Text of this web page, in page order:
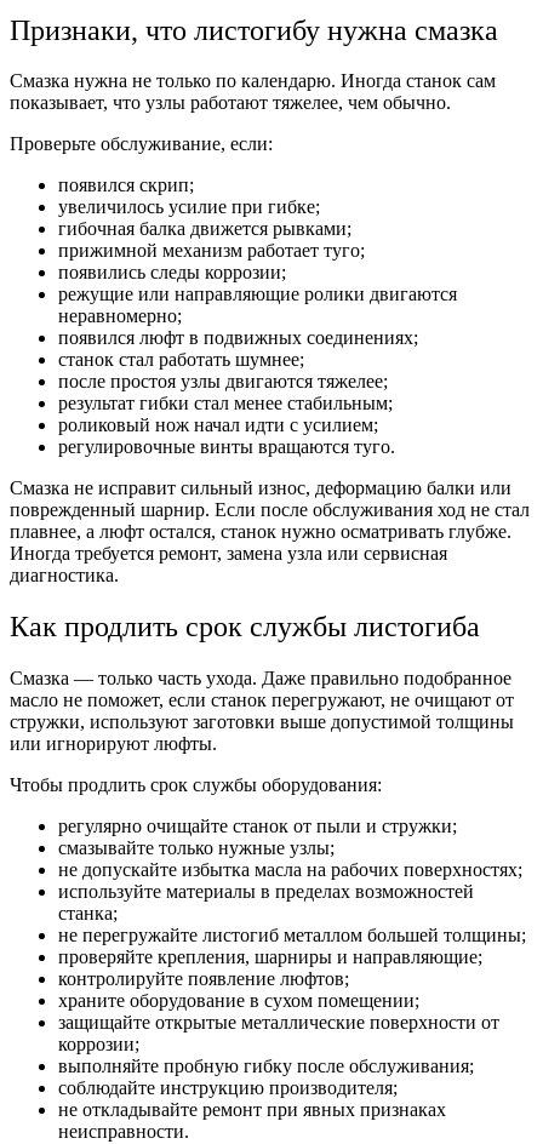
Признаки, что листогибу нужна смазка
Смазка нужна не только по календарю. Иногда станок сам
показывает, что узлы работают тяжелее, чем обычно.
Проверьте обслуживание, если:
появился скрип;
увеличилось усилие при гибке;
гибочная балка движется рывками;
прижимной механизм работает туго;
появились следы коррозии;
режущие или направляющие ролики двигаются
неравномерно;
появился люфт в подвижных соединениях;
станок стал работать шумнее;
после простоя узлы двигаются тяжелее;
результат гибки стал менее стабильным;
роликовый нож начал идти с усилием;
регулировочные винты вращаются туго.
Смазка не исправит сильный износ, деформацию балки или
поврежденный шарнир. Если после обслуживания ход не стал
плавнее, а люфт остался, станок нужно осматривать глубже.
Иногда требуется ремонт, замена узла или сервисная
диагностика.
Как продлить срок службы листогиба
Смазка — только часть ухода. Даже правильно подобранное
масло не поможет, если станок перегружают, не очищают от
стружки, используют заготовки выше допустимой толщины
или игнорируют люфты.
Чтобы продлить срок службы оборудования:
регулярно очищайте станок от пыли и стружки;
смазывайте только нужные узлы;
не допускайте избытка масла на рабочих поверхностях;
используйте материалы в пределах возможностей
станка;
не перегружайте листогиб металлом большей толщины;
проверяйте крепления, шарниры и направляющие;
контролируйте появление люфтов;
храните оборудование в сухом помещении;
защищайте открытые металлические поверхности от
коррозии;
выполняйте пробную гибку после обслуживания;
соблюдайте инструкцию производителя;
не откладывайте ремонт при явных признаках
неисправности.